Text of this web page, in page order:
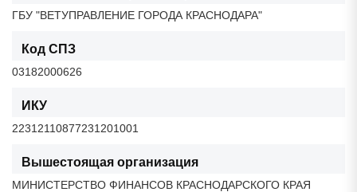
ГБУ "ВЕТУПРАВЛЕНИЕ ГОРОДА КРАСНОДАРА"
Код СПЗ
03182000626
ИКУ
22312110877231201001
Вышестоящая организация
МИНИСТЕРСТВО ФИНАНСОВ КРАСНОДАРСКОГО КРАЯ